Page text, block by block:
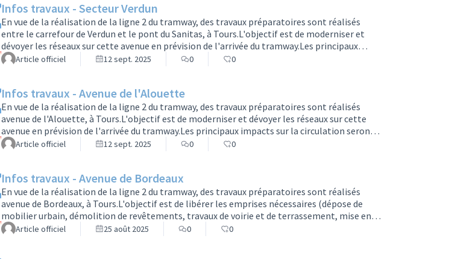
Infos travaux - Secteur Verdun
En vue de la réalisation de la ligne 2 du tramway, des travaux préparatoires sont réalisés
entre le carrefour de Verdun et le pont du Sanitas, à Tours.L'objectif est de moderniser et
dévoyer les réseaux sur cette avenue en prévision de l'arrivée du tramway.Les principaux
impacts sur la circulation seront :·Du 15 septembre au 24 octobre (Phase 1)Sur l’avenue de
Grammont, côté Est, la contre-allée sera interdite au stationnement et partiellement
Article officiel 12 sept. 2025 0 0
Infos travaux - Avenue de l'Alouette
En vue de la réalisation de la ligne 2 du tramway, des travaux préparatoires sont réalisés
avenue de l'Alouette, à Tours.L'objectif est de moderniser et dévoyer les réseaux sur cette
avenue en prévision de l'arrivée du tramway.Les principaux impacts sur la circulation seront :·
Du 15 septembre au 19 décembre, sur l’avenue de l’Alouette : les voies en direction de Tours
vers Chambray seront fermées et la circulation sera basculée sur les voies opposées. Le
Article officiel 12 sept. 2025 0 0
Infos travaux - Avenue de Bordeaux
En vue de la réalisation de la ligne 2 du tramway, des travaux préparatoires sont réalisés
avenue de Bordeaux, à Tours.L'objectif est de libérer les emprises nécessaires (dépose de
mobilier urbain, démolition de revêtements, travaux de voirie et de terrassement, mise en
place d'une signalisation temporaire) pour permettre le dévoiement des réseaux
souterrains.Les travaux se tiendront du 1er au 12 septembre.Vous trouverez plus
Article officiel 25 août 2025 0 0